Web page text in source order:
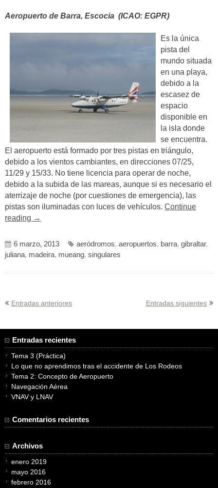
Aeropuerto de Barra, Escocia (ICAO: EGPR)
Es la única
pista del
mundo situada
en una playa,
debido a la
escasez de
espacio
disponible en
la isla donde
se encuentra.
El aeropuerto está formado por tres pistas en triángulo,
debido a los vientos cambiantes, en direcciones 07/25,
11/29 y 15/33. No tiene licencia para operar de noche,
debido a la subida de las mareas, aunque si es necesario el
aterrizaje de noche (por cuestiones de emergencia), las
pistas son iluminadas con luces de vehículos. Continue
reading «Pistas
aterrizaje
singulares»
→
6 marzo, 2013 aeródromos, aeropuertos, barra, gibraltar,
juliana, madeira, mueang, singulares
Navegación
Entradas anteriores Entradas siguientes
Entradas recientes
Tema 3 (Práctica)
Lo que no aprendimos tras el accidente de Los Rodeos
Tema 2: Concepto de Aeropuerto
Navegación Aérea
VNAV y LNAV
Comentarios recientes
Archivos
enero 2019
mayo 2016
febrero 2016